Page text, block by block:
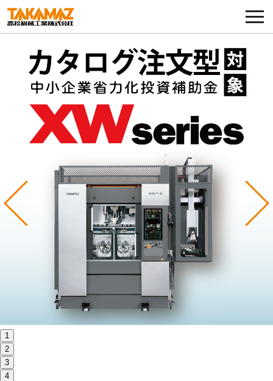
各種お問い合わせ・部品注文
採用に関してはこちらから
企業情報
展示会・イベント
コラム
製品ラインナップ
サステナビリティ
Previous
1
2
3
4